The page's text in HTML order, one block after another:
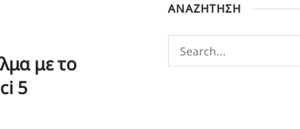
με το
5
ΑΝΑΖΗΤΗΣΗ